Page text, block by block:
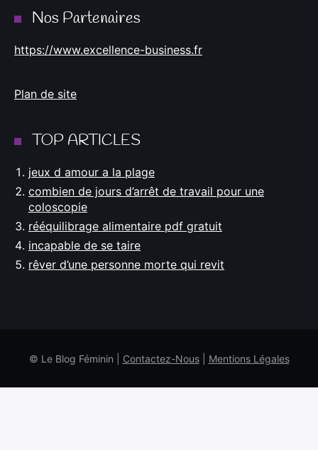
Nos Partenaires
https://www.excellence-business.fr
Plan de site
TOP ARTICLES
jeux d amour a la plage
combien de jours d’arrêt de travail pour une
coloscopie
rééquilibrage alimentaire pdf gratuit
incapable de se taire
rêver d’une personne morte qui revit
© Le Blog Féminin | Contactez-Nous| Mentions Légales